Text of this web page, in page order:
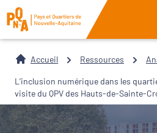
Accueil Ressources
L’inclusion numérique dans les
visite du QPV des Hauts-de-Sainte-